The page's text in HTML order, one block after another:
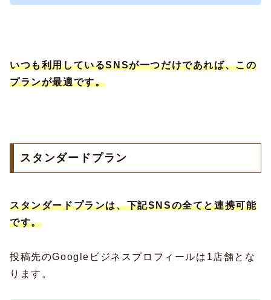
いつも利用しているSNSが一つだけであれば、この
プランが最適です。
スタンダードプラン
スタンダードプランは、下記SNSの全てと連携可能
です。
投稿先のGoogleビジネスプロフィールは1店舗とな
ります。